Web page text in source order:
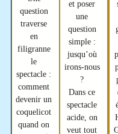
question
traverse
en
filigranne
le
spectacle :
comment
devenir un
coquelicot
quand on
et poser
une
question
simple :
jusqu’où
irons-nous
?
Dans ce
spectacle
acide, on
veut tout